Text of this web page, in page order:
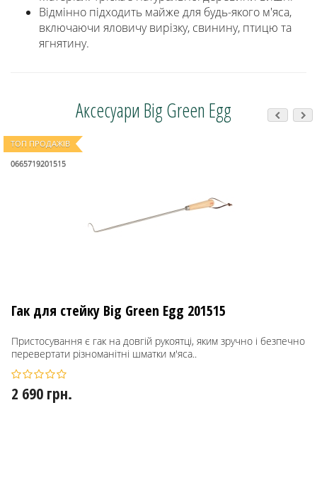
Відмінно підходить майже для будь-якого м'яса,
включаючи яловичу вирізку, свинину, птицю та
ягнятину.
Аксесуари Big Green Egg
ТОП ПРОДАЖІВ
0665719201515
Гак для стейку Big Green Egg 201515
Пристосування є гак на довгій рукоятці, яким зручно і безпечно
перевертати різноманітні шматки м'яса..
2 690 грн.